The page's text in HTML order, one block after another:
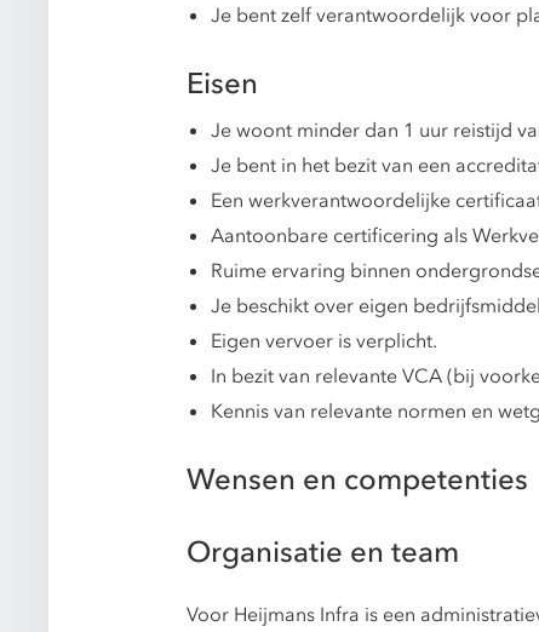
Je bent zelf verantwoordelijk voor
Eisen
Je woont minder dan 1 uur reistijd
Je bent in het bezit van een
Een werkverantwoordelijke
Aantoonbare certificering als
Ruime ervaring binnen
Je beschikt over eigen
Eigen vervoer is verplicht.
In bezit van relevante VCA (bij
Kennis van relevante normen en
Wensen en competenties
Organisatie en team
Voor Heijmans Infra is een